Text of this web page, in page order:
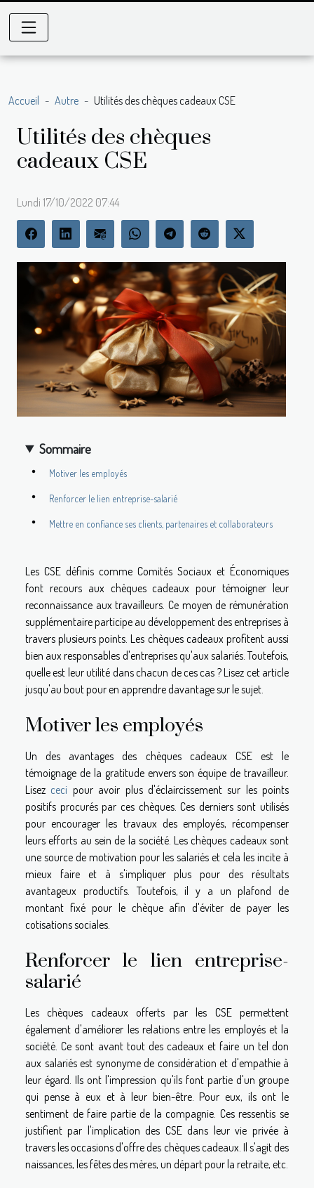
Accueil Autre Utilités des chèques cadeaux CSE
Utilités des chèques
cadeaux CSE
Lundi 17/10/2022 07:44
Sommaire
Motiver les employés
Renforcer le lien entreprise-salarié
Mettre en confiance ses clients, partenaires et collaborateurs
Les CSE définis comme Comités Sociaux et Économiques
font recours aux chèques cadeaux pour témoigner leur
reconnaissance aux travailleurs. Ce moyen de rémunération
supplémentaire participe au développement des entreprises à
travers plusieurs points. Les chèques cadeaux profitent aussi
bien aux responsables d'entreprises qu'aux salariés. Toutefois,
quelle est leur utilité dans chacun de ces cas ? Lisez cet article
jusqu'au bout pour en apprendre davantage sur le sujet.
Motiver les employés
Un des avantages des chèques cadeaux CSE est le
témoignage de la gratitude envers son équipe de travailleur.
Lisez ceci pour avoir plus d'éclaircissement sur les points
positifs procurés par ces chèques. Ces derniers sont utilisés
pour encourager les travaux des employés, récompenser
leurs efforts au sein de la société. Les chèques cadeaux sont
une source de motivation pour les salariés et cela les incite à
mieux faire et à s'impliquer plus pour des résultats
avantageux productifs. Toutefois, il y a un plafond de
montant fixé pour le chèque afin d'éviter de payer les
cotisations sociales.
Renforcer le lien entreprise-
salarié
Les chèques cadeaux offerts par les CSE permettent
également d'améliorer les relations entre les employés et la
société. Ce sont avant tout des cadeaux et faire un tel don
aux salariés est synonyme de considération et d'empathie à
leur égard. Ils ont l'impression qu'ils font partie d'un groupe
qui pense à eux et à leur bien-être. Pour eux, ils ont le
sentiment de faire partie de la compagnie. Ces ressentis se
justifient par l'implication des CSE dans leur vie privée à
travers les occasions d'offre des chèques cadeaux. Il s'agit des
naissances, les fêtes des mères, un départ pour la retraite, etc.